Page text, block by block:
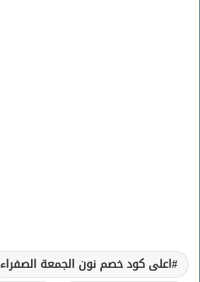
اعلى كود خصم نون الجمعة الصفراء